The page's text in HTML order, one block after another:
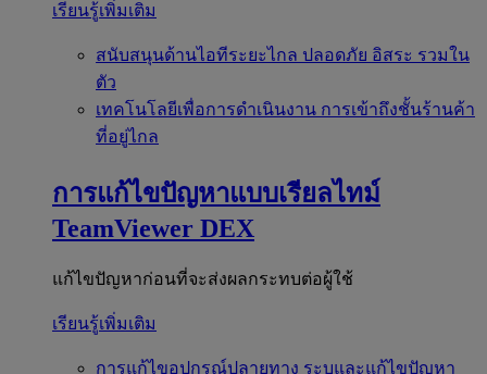
เรียนรู้เพิ่มเติม
สนับสนุนด้านไอทีระยะไกล ปลอดภัย อิสระ รวมใน
ตัว
เทคโนโลยีเพื่อการดำเนินงาน การเข้าถึงชั้นร้านค้า
ที่อยู่ไกล
การแก้ไขปัญหาแบบเรียลไทม์
TeamViewer DEX
แก้ไขปัญหาก่อนที่จะส่งผลกระทบต่อผู้ใช้
เรียนรู้เพิ่มเติม
การแก้ไขอุปกรณ์ปลายทาง ระบุและแก้ไขปัญหา